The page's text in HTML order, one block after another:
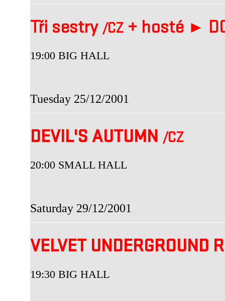
Tři sestry /CZ + hosté ►
19:00 BIG HALL
Tuesday 25/12/2001
DEVIL'S AUTUMN /CZ
20:00 SMALL HALL
Saturday 29/12/2001
VELVET UNDERGROUND
19:30 BIG HALL